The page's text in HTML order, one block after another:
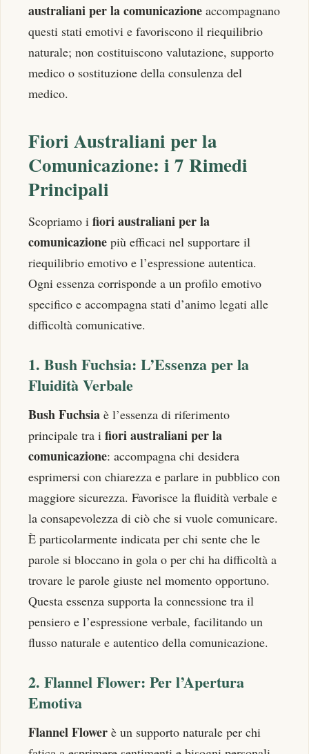
australiani per la comunicazione accompagnano
questi stati emotivi e favoriscono il riequilibrio
naturale; non costituiscono valutazione, supporto
medico o sostituzione della consulenza del
medico.
Fiori Australiani per la
Comunicazione: i 7 Rimedi
Principali
Scopriamo i fiori australiani per la
comunicazione più efficaci nel supportare il
riequilibrio emotivo e l’espressione autentica.
Ogni essenza corrisponde a un profilo emotivo
specifico e accompagna stati d’animo legati alle
difficoltà comunicative.
1. Bush Fuchsia: L’Essenza per la
Fluidità Verbale
Bush Fuchsia è l’essenza di riferimento
principale tra i fiori australiani per la
comunicazione: accompagna chi desidera
esprimersi con chiarezza e parlare in pubblico con
maggiore sicurezza. Favorisce la fluidità verbale e
la consapevolezza di ciò che si vuole comunicare.
È particolarmente indicata per chi sente che le
parole si bloccano in gola o per chi ha difficoltà a
trovare le parole giuste nel momento opportuno.
Questa essenza supporta la connessione tra il
pensiero e l’espressione verbale, facilitando un
flusso naturale e autentico della comunicazione.
2. Flannel Flower: Per l’Apertura
Emotiva
Flannel Flower è un supporto naturale per chi